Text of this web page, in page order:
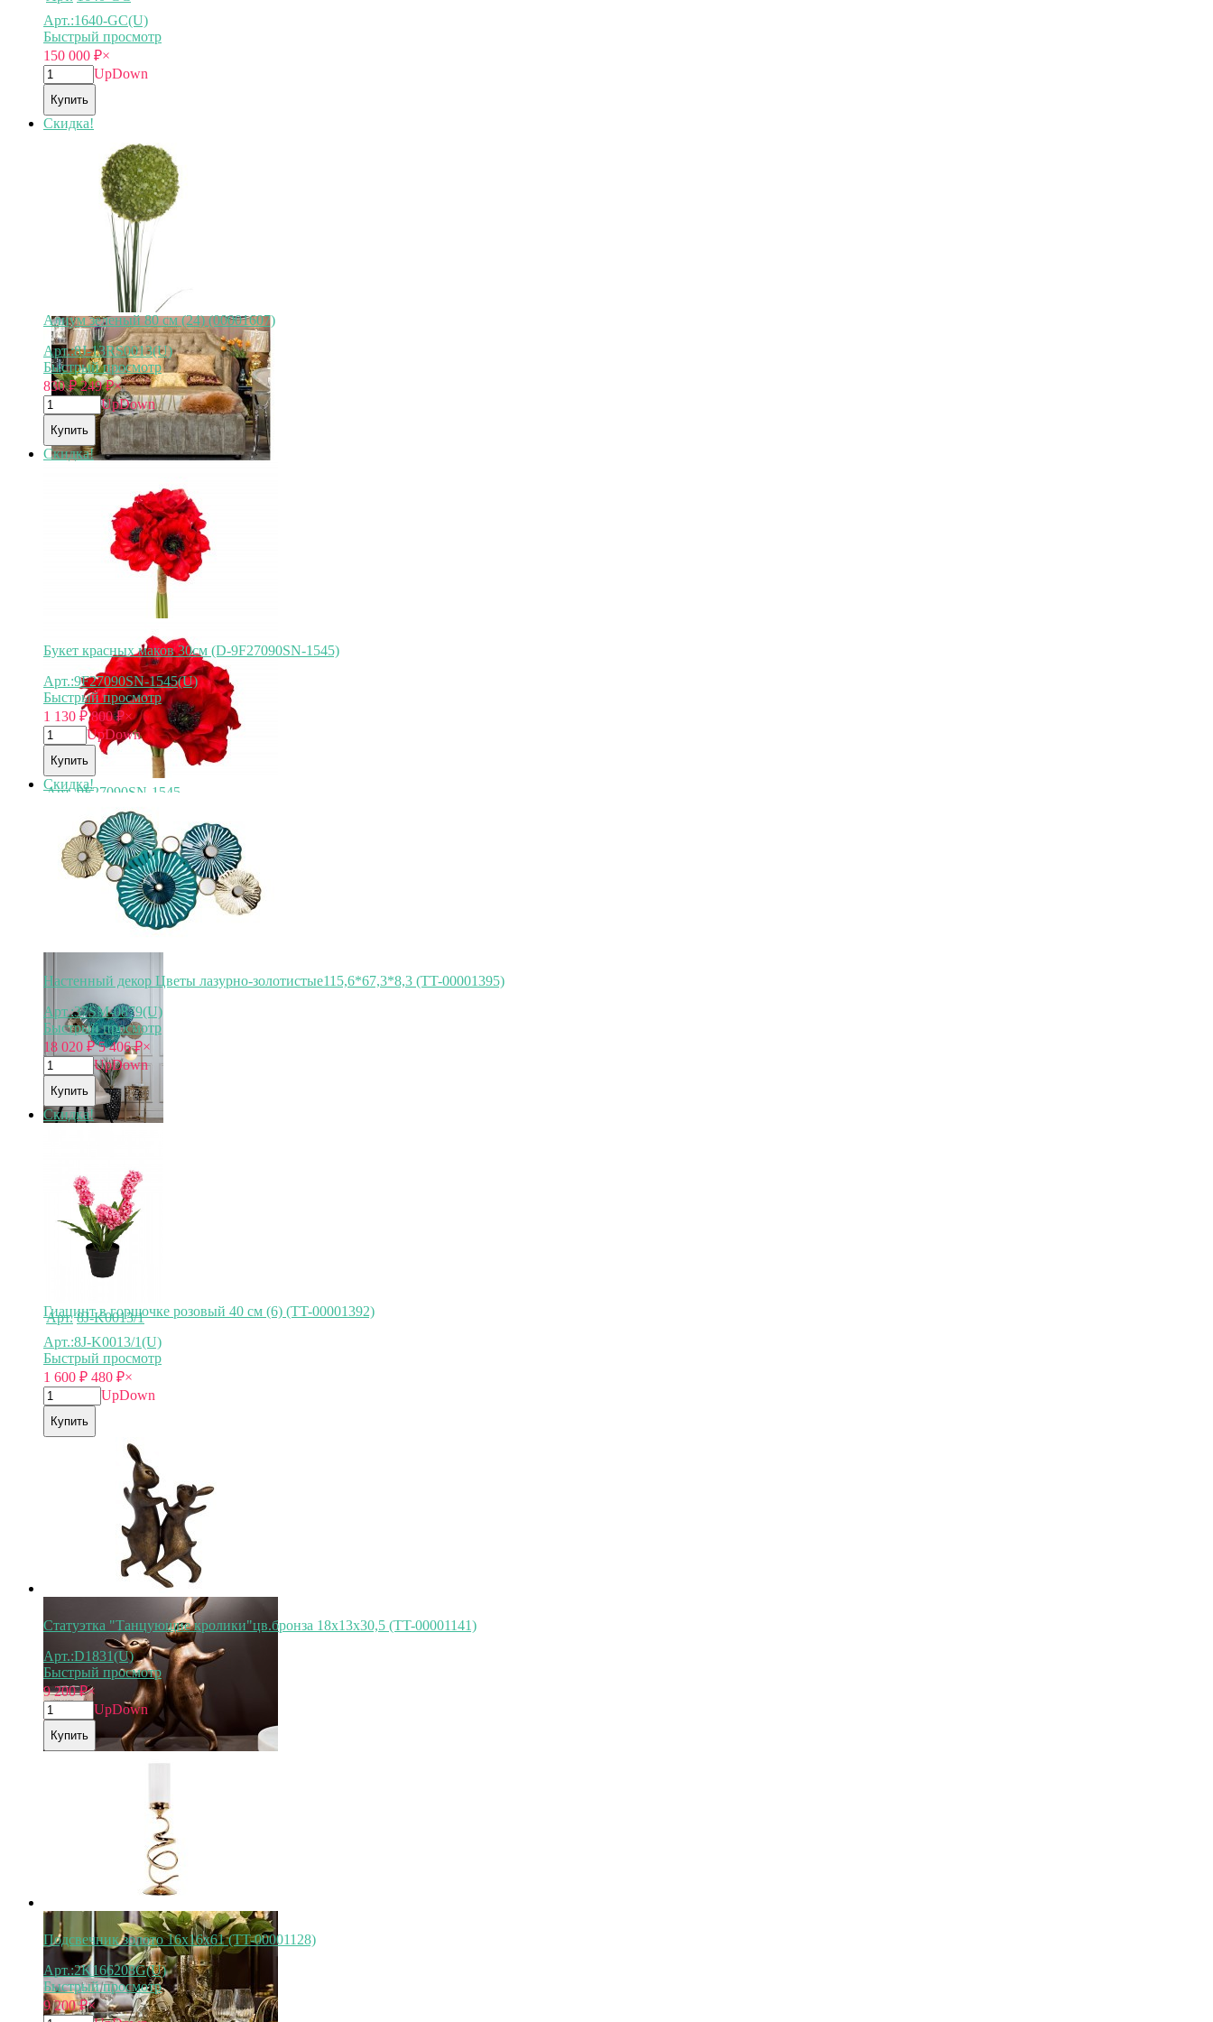
Арт.:1640-GC(U)
Быстрый просмотр
150 000 ₽×
UpDown
Купить
Скидка!
Алиум зеленый 80 см (24) (00001607)
Арт.:8J-13RS0013(U)
Быстрый просмотр
830₽ 249₽×
UpDown
Купить
Скидка!
Арт. 9F27090SN-1545
Букет красных маков 30см (D-9F27090SN-1545)
Арт.:9F27090SN-1545(U)
Быстрый просмотр
1 130 ₽ 800₽×
UpDown
Купить
Скидка!
Настенный декор Цветы лазурно-золотистые115,6*67,3*8,3 (TT-00001395)
Арт.:37SM-0879(U)
Быстрый просмотр
18 020 ₽ 5 406₽×
UpDown
Купить
Скидка!
Арт. 8J-K0013/1
Гиацинт в горшочке розовый 40 см (6) (TT-00001392)
Арт.:8J-K0013/1(U)
Быстрый просмотр
1 600 ₽ 480 ₽×
UpDown
Купить
Статуэтка "Танцующие кролики"цв.бронза 18х13х30,5 (TT-00001141)
Арт.:D1831(U)
Быстрый просмотр
9 200₽×
UpDown
Купить
Подсвечник золото 16х16х61 (TT-00001128)
Арт.:2K166208G(U)
Быстрый просмотр
9 200₽×